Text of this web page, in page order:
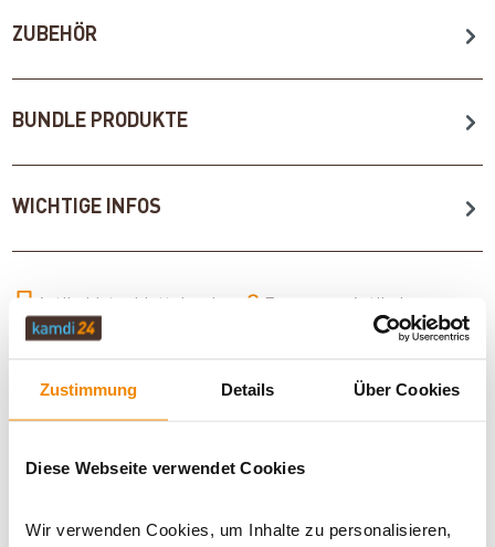
Zustimmung Details Über Cookies
Diese Webseite verwendet Cookies
Wir verwenden Cookies, um Inhalte zu personalisieren,
ZUBEHÖR
BUNDLE PRODUKTE
WICHTIGE INFOS
Förderfähige Solarkollektoren|Solarkollektoren |
Flachkollektoren